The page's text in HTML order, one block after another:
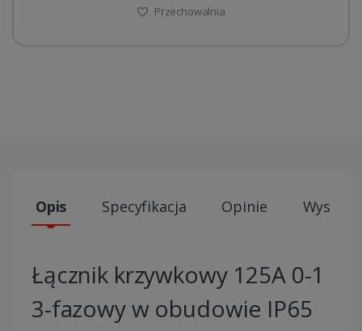
Przechowalnia
Opis Specyfikacja Opinie Wysyłki
Łącznik krzywkowy 125A 0-1
3-fazowy w obudowie IP65